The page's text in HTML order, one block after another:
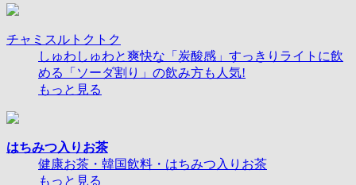
チャミスルトクトク
しゅわしゅわと爽快な「炭酸感」すっきりライトに飲
める「ソーダ割り」の飲み方も人気!
もっと見る
はちみつ入りお茶
健康お茶・韓国飲料・はちみつ入りお茶
もっと見る